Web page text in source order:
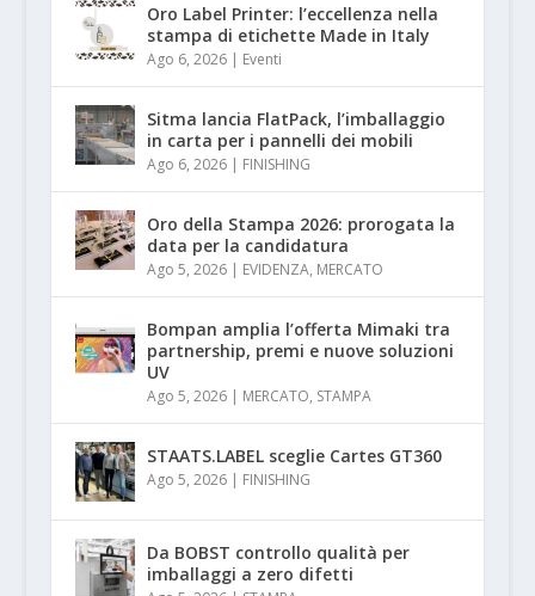
Oro Label Printer: l’eccellenza nella
stampa di etichette Made in Italy
Ago 6, 2026| Eventi
Sitma lancia FlatPack, l’imballaggio
in carta per i pannelli dei mobili
Ago 6, 2026| FINISHING
Oro della Stampa 2026: prorogata la
data per la candidatura
Ago 5, 2026| EVIDENZA, MERCATO
Bompan amplia l’offerta Mimaki tra
partnership, premi e nuove soluzioni
UV
Ago 5, 2026| MERCATO, STAMPA
STAATS.LABEL sceglie Cartes GT360
Ago 5, 2026| FINISHING
Da BOBST controllo qualità per
imballaggi a zero difetti